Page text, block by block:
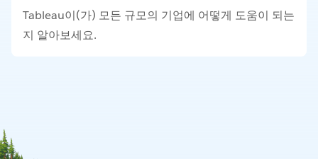
Tableau이(가) 모든 규모의 기업에 어떻게 도움이 되는
지 알아보세요.